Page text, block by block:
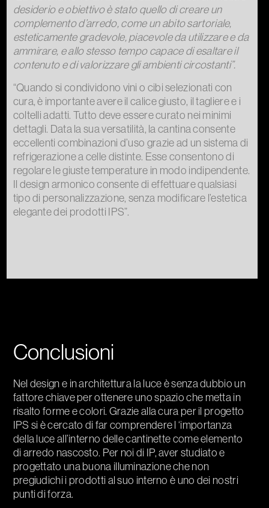
desiderio e obiettivo è stato quello di creare un
complemento d’arredo, come un abito sartoriale,
esteticamente gradevole, piacevole da utilizzare e da
ammirare, e allo stesso tempo capace di esaltare il
contenuto e di valorizzare gli ambienti circostanti”.
“Quando si condividono vini o cibi selezionati con
cura, è importante avere il calice giusto, il tagliere e i
coltelli adatti. Tutto deve essere curato nei minimi
dettagli. Data la sua versatilità, la cantina consente
eccellenti combinazioni d’uso grazie ad un sistema di
refrigerazione a celle distinte. Esse consentono di
regolare le giuste temperature in modo indipendente.
Il design armonico consente di effettuare qualsiasi
tipo di personalizzazione, senza modificare l’estetica
elegante dei prodotti IPS”.
Conclusioni
Nel design e in architettura la luce è senza dubbio un
fattore chiave per ottenere uno spazio che metta in
risalto forme e colori. Grazie alla cura per il progetto
IPS si è cercato di far comprendere l ‘importanza
della luce all’interno delle cantinette come elemento
di arredo nascosto. Per noi di IP, aver studiato e
progettato una buona illuminazione che non
pregiudichi i prodotti al suo interno è uno dei nostri
punti di forza.